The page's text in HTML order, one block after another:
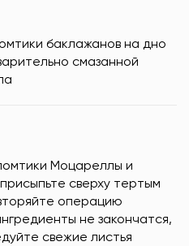
баклажанов на дно
смазанной
Моцареллы и
сверху тертым
операцию
не закончатся,
свежие листья